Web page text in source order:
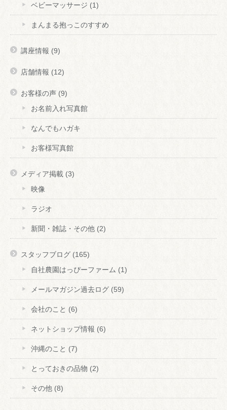
ベビーマッサージ (1)
まんまる抱っこのすすめ
講座情報 (9)
店舗情報 (12)
お客様の声 (9)
お名前入れ写真館
なんでもハガキ
お客様写真館
メディア掲載 (3)
映像
ラジオ
新聞・雑誌・その他 (2)
スタッフブログ (165)
自社農園はっぴーファーム (1)
メールマガジン過去ログ (59)
会社のこと (6)
ネットショップ情報 (6)
沖縄のこと (7)
とっておきの品物 (2)
その他 (8)